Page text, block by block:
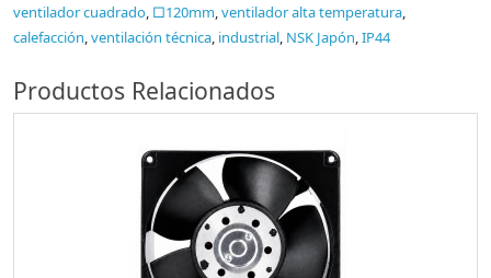
ventilador cuadrado, □120mm,ventilador alta temperatura,
calefacción,ventilación técnica, industrial, NSK Japón,IP44
Productos Relacionados